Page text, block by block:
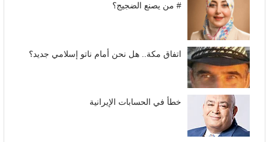
# من يصنع الضجيج؟
اتفاق مكة.. هل نحن أمام ناتو إسلامي جديد؟
خطأ في الحسابات الإيرانية